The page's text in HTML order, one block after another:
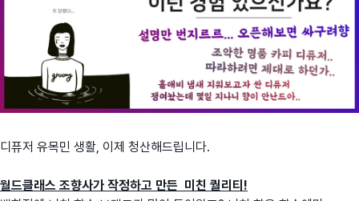
디퓨저 유목민 생활, 이제 청산해드립니다.
월드클래스 조향사가 작정하고 만든 미친 퀄리티!